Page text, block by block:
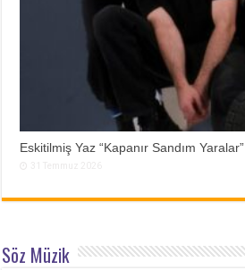
Eskitilmiş Yaz “Kapanır Sandım Yaralar”
Söz Müzik